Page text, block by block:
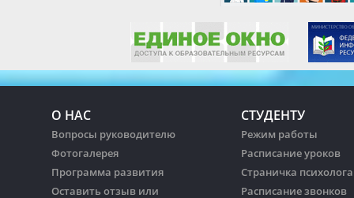
О НАС
Вопросы руководителю
Фотогалерея
Программа развития
Оставить отзыв или
СТУДЕНТУ
Режим работы
Расписание уроков
Страничка психолога
Расписание звонков